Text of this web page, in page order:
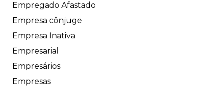
Empregado Afastado
Empresa cônjuge
Empresa Inativa
Empresarial
Empresários
Empresas